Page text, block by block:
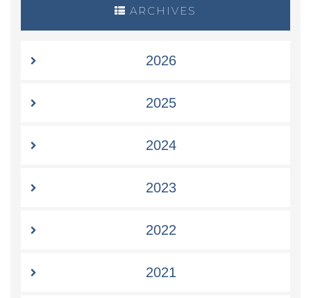
ARCHIVES
2026
2025
2024
2023
2022
2021